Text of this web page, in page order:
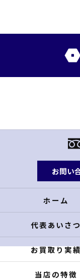
お問い
ホーム
代表あいさつ
お買取り実
当店の特徴